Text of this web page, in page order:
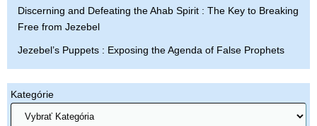
Discerning and Defeating the Ahab Spirit : The Key to Breaking
Free from Jezebel
Jezebel’s Puppets : Exposing the Agenda of False Prophets
Kategórie